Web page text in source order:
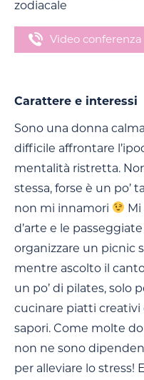
zodiacale
Video conferenza
Carattere e interessi
Sono una donna
difficile affrontare
mentalità ristretta.
stessa, forse è un po’
non mi innamori
d’arte e le
organizzare un picnic
mentre ascolto il
un po’ di pilates, solo
cucinare piatti creativi
sapori. Come molte
non ne sono
per alleviare lo stress!